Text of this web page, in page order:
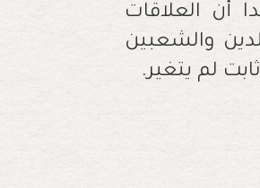
أن العلاقات
والشعبين
لم يتغير.